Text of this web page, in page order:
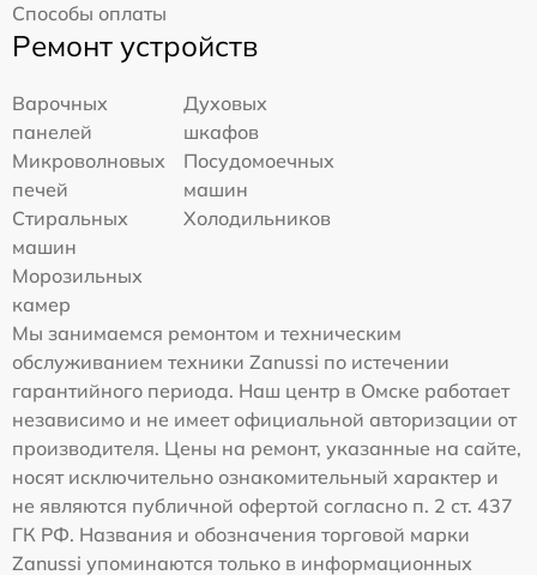
Способы оплаты
Ремонт устройств
Варочных
панелей
Духовых
шкафов
Микроволновых
печей
Посудомоечных
машин
Стиральных
машин
Холодильников
Морозильных
камер
Мы занимаемся ремонтом и техническим
обслуживанием техники Zanussi по истечении
гарантийного периода. Наш центр в Омске работает
независимо и не имеет официальной авторизации от
производителя. Цены на ремонт, указанные на сайте,
носят исключительно ознакомительный характер и
не являются публичной офертой согласно п. 2 ст. 437
ГК РФ. Названия и обозначения торговой марки
Zanussi упоминаются только в информационных